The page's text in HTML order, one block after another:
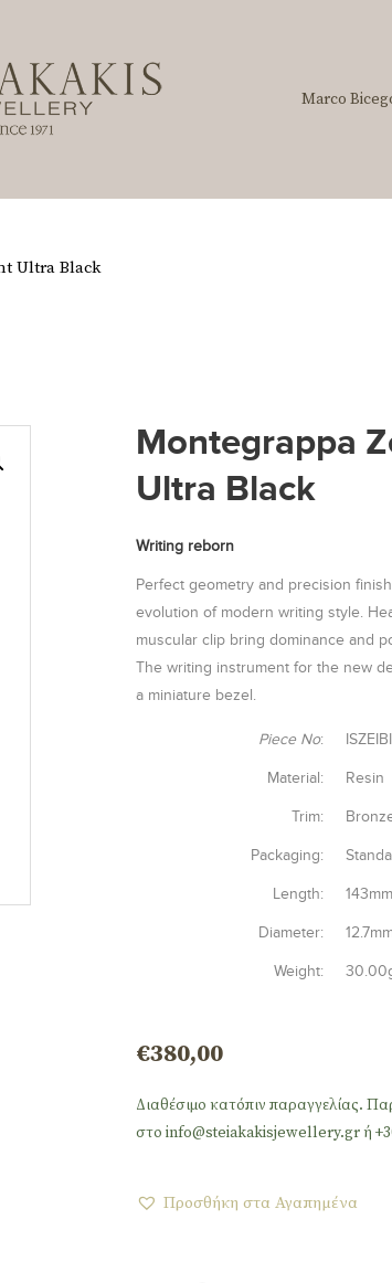
Marco
Ultra Black
Montegrappa
Ultra Black
Writing reborn
Perfect geometry and precision
evolution of modern writing style.
muscular clip bring dominance and
The writing instrument for the new
a miniature bezel.
Piece No:
Material: Resin
Trim:
Packaging:
Length: 143mm
Diameter:
Weight:
€380,00
Διαθέσιμο κατόπιν παραγγελίας.
στο info@steiakakisjewellery.gr ή
Προσθήκη στα Αγαπημένα